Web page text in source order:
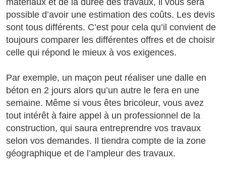
matériaux et de la durée des travaux, il vous sera
possible d’avoir une estimation des coûts. Les devis
sont tous différents. C’est pour cela qu’il convient de
toujours comparer les différentes offres et de choisir
celle qui répond le mieux à vos exigences.
Par exemple, un maçon peut réaliser une dalle en
béton en 2 jours alors qu’un autre le fera en une
semaine. Même si vous êtes bricoleur, vous avez
tout intérêt à faire appel à un professionnel de la
construction, qui saura entreprendre vos travaux
selon vos demandes. Il tiendra compte de la zone
géographique et de l’ampleur des travaux.